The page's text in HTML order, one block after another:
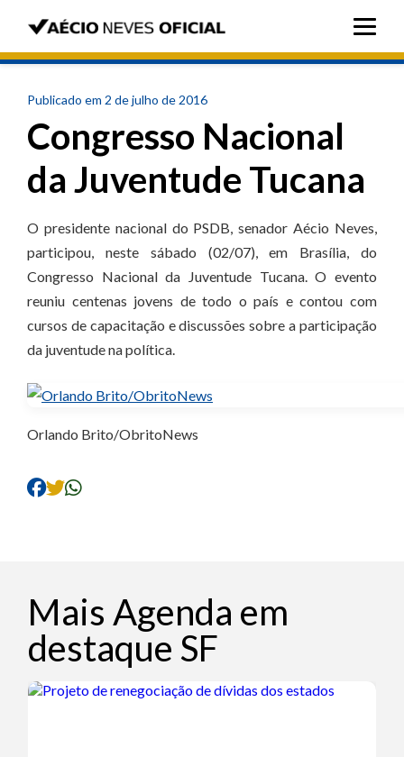
Publicado em 2 de julho de 2016
Congresso Nacional
da Juventude Tucana
O presidente nacional do PSDB, senador Aécio Neves,
participou, neste sábado (02/07), em Brasília, do
Congresso Nacional da Juventude Tucana. O evento
reuniu centenas jovens de todo o país e contou com
cursos de capacitação e discussões sobre a participação
da juventude na política.
Orlando Brito/ObritoNews
Mais Agenda em
destaque SF